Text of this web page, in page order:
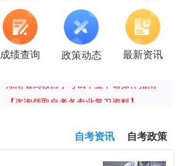
成绩查询 政策动态 最新资讯
2025年4月湖南自考课程安排及教材目录已
【咨询领取自考各专业复习资料】
自考资讯 自考政策